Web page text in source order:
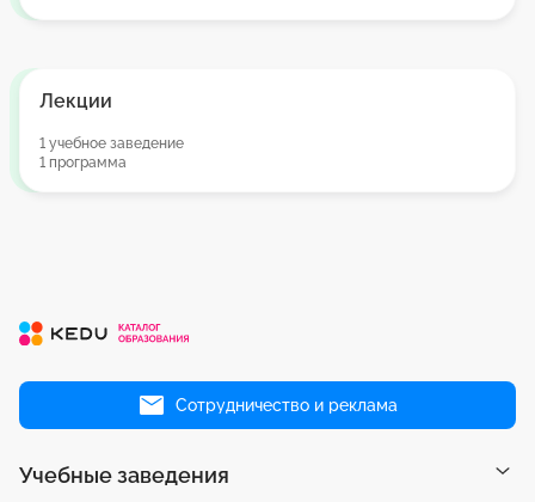
Лекции
1 учебное заведение
1 программа
Сотрудничество и реклама
Учебные заведения